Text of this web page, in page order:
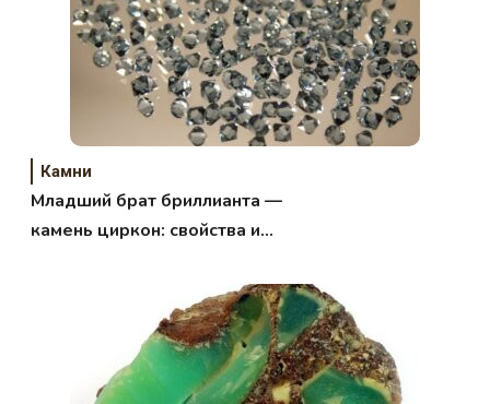
Камни
Младший брат бриллианта —
камень циркон: свойства и